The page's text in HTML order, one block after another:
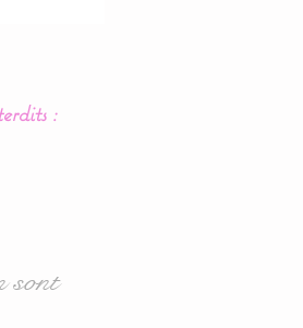
:
sont